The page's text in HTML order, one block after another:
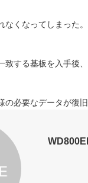
くなってしまった。
致する基板を入手後
必要なデータが復旧